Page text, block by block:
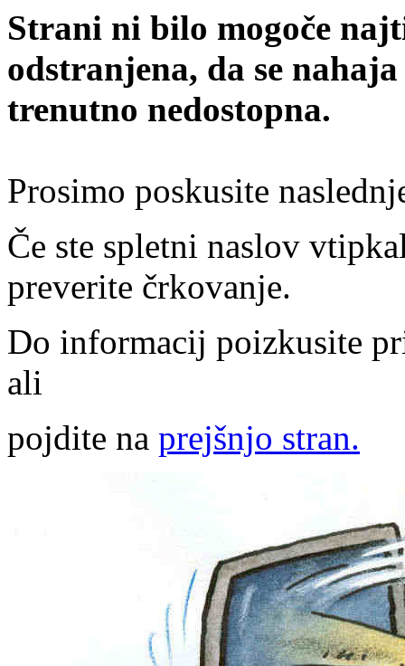
Strani ni bilo mogoče
odstranjena, da se
trenutno nedostopna.
Prosimo poskusite
Če ste spletni naslov
preverite črkovanje.
Do informacij poizkusite
ali
pojdite na prejšnjo stran.